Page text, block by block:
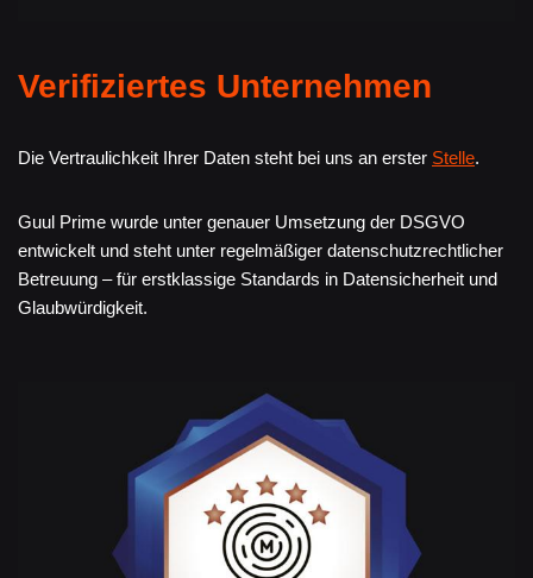
Verifiziertes Unternehmen
Die Vertraulichkeit Ihrer Daten steht bei uns an erster Stelle.
Guul Prime wurde unter genauer Umsetzung der DSGVO
entwickelt und steht unter regelmäßiger datenschutzrechtlicher
Betreuung – für erstklassige Standards in Datensicherheit und
Glaubwürdigkeit.